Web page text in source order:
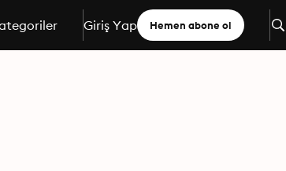
Giriş Yap Hemen abone ol